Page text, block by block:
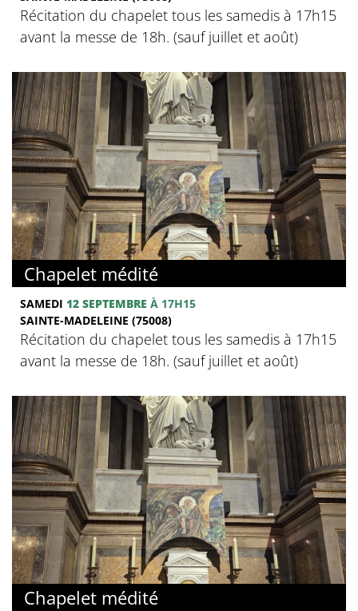
Récitation du chapelet tous les samedis à 17h15
avant la messe de 18h. (sauf juillet et août)
Chapelet médité
SAMEDI 12 SEPTEMBRE À 17H15
SAINTE-MADELEINE (75008)
Récitation du chapelet tous les samedis à 17h15
avant la messe de 18h. (sauf juillet et août)
Chapelet médité